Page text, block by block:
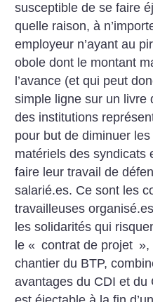
susceptible de se faire
quelle raison, à
employeur n’ayant au
obole dont le montant
l’avance (et qui peut
simple ligne sur un livre
des institutions
pour but de diminuer
matériels des syndicats
faire leur travail de
salarié.es. Ce sont les
travailleuses
les solidarités qui
le « contrat de projet »,
chantier du BTP,
avantages du CDI et